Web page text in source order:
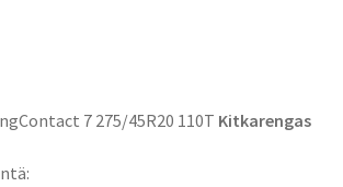
7 275/45R20 110T Kitkarengas